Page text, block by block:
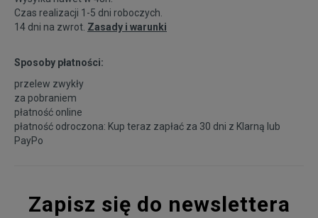
Czas realizacji 1-5 dni roboczych.
14 dni na zwrot. Zasady i warunki
Sposoby płatności:
przelew zwykły
za pobraniem
płatność online
płatność odroczona: Kup teraz zapłać za 30 dni z Klarną lub
PayPo
Zapisz się do newslettera